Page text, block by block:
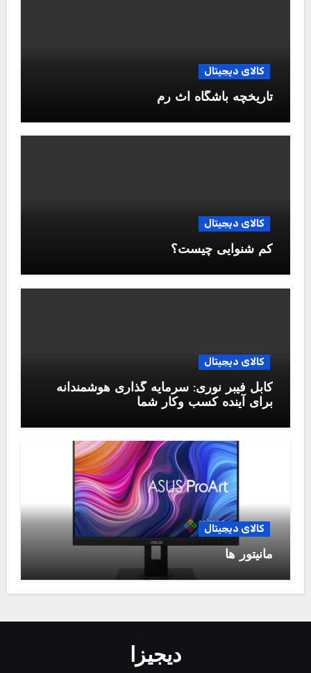
کالای دیجیتال
تاریخچه باشگاه آث رم
کالای دیجیتال
کم شنوایی چیست؟
کالای دیجیتال
کابل فیبر نوری: سرمایه گذاری هوشمندانه
برای آینده کسب وکار شما
کالای دیجیتال
مانیتور ها
دیجیزا